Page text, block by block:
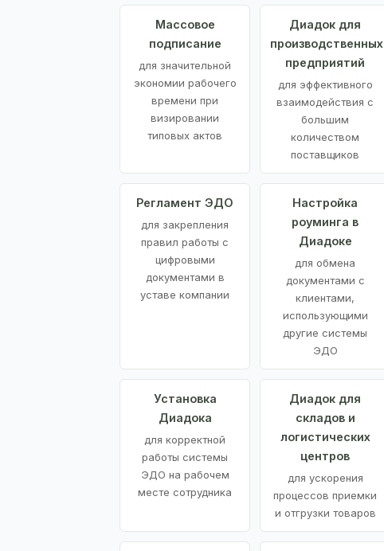
Массовое
подписание
для значительной
экономии рабочего
времени при
визировании
типовых актов
Диадок для
производственных
предприятий
для эффективного
взаимодействия с
большим
количеством
поставщиков
Регламент ЭДО
для закрепления
правил работы с
цифровыми
документами в
уставе компании
Настройка
роуминга в
Диадоке
для обмена
документами с
клиентами,
использующими
другие системы
ЭДО
Установка
Диадока
для корректной
работы системы
ЭДО на рабочем
месте сотрудника
Диадок для
складов и
логистических
центров
для ускорения
процессов приемки
и отгрузки товаров